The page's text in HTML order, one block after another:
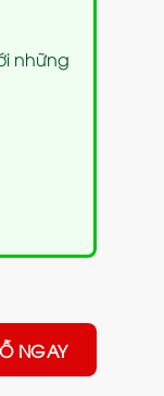
những
NGAY